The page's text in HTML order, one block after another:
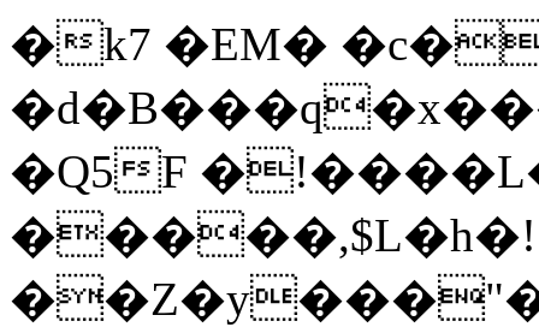
�k7 �EM�
�Q5F
�����,$L�h�!